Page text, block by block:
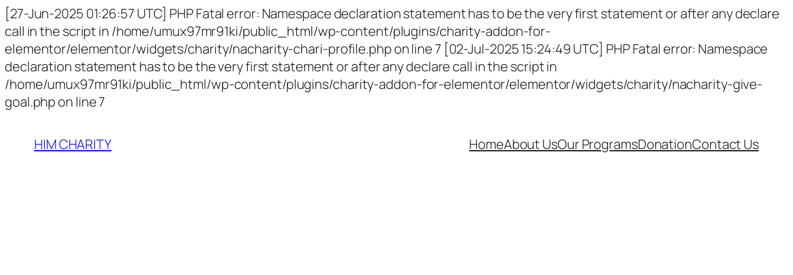
[27-Jun-2025 01:26:57 UTC] PHP Fatal error: Namespace declaration statement has to be the very first statement or after any declare
call in the script in /home/umux97mr91ki/public_html/wp-content/plugins/charity-addon-for-
elementor/elementor/widgets/charity/nacharity-chari-profile.php on line 7 [02-Jul-2025 15:24:49 UTC] PHP Fatal error: Namespace
declaration statement has to be the very first statement or after any declare call in the script in
/home/umux97mr91ki/public_html/wp-content/plugins/charity-addon-for-elementor/elementor/widgets/charity/nacharity-give-
goal.php on line 7
HIM CHARITY HomeAbout UsOur ProgramsDonationContact Us